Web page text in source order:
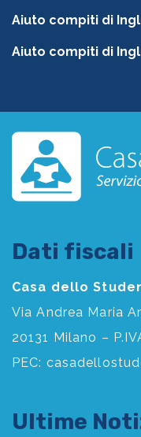
Aiuto compiti di
Aiuto compiti di
Dati fiscali
Casa dello
Via Andrea Maria
20131 Milano –
PEC:
Ultime